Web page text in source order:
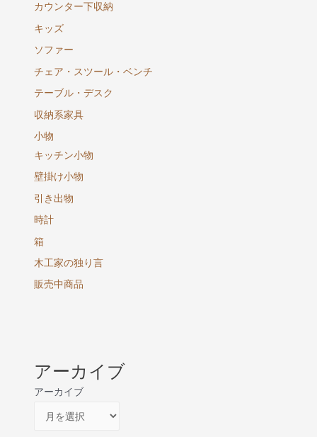
カウンター下収納
キッズ
ソファー
チェア・スツール・ベンチ
テーブル・デスク
収納系家具
小物
キッチン小物
壁掛け小物
引き出物
時計
箱
木工家の独り言
販売中商品
アーカイブ
アーカイブ